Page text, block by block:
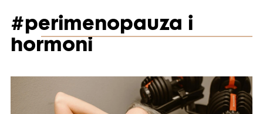
#perimenopauza i
hormoni